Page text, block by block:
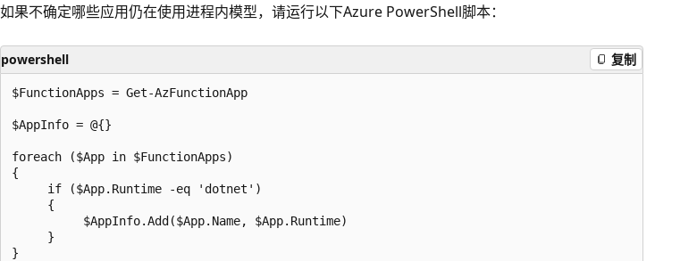
如果不确定哪些应用仍在使用进程内模型，请运行以下Azure PowerShell脚本：
powershell 复制
$FunctionApps = Get-AzFunctionApp
$AppInfo = @{}
foreach ($App in $FunctionApps)
{
     if ($App.Runtime -eq 'dotnet')
     {
          $AppInfo.Add($App.Name, $App.Runtime)
     }
}